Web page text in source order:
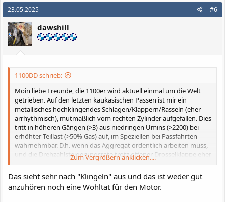
23.05.2025 #6
dawshill
1100DD schrieb:
Moin liebe Freunde, die 1100er wird aktuell einmal um die Welt
getrieben. Auf den letzten kaukasischen Pässen ist mir ein
metallisches hochklingendes Schlagen/Klappern/Rasseln (eher
arrhythmisch), mutmaßlich vom rechten Zylinder aufgefallen. Dies
tritt in höheren Gängen (>3) aus niedringen Umins (>2200) bei
erhöhter Teillast (>50% Gas) auf, im Speziellen bei Passfahrten
wahrnehmbar. D.h. wenn das Aggregat ordentlich arbeiten muss,
und die Drehzahlsteigerungsrate trotz offener Drosselklappe eher
moderat ausfällt. Das Klappern klingt wie Kettenschlagen, was
eher eine akustische Besreibung denn eine Diagnose sein soll.
Die Frage ist, was kann es sein? Den rechten Spanner habe ich
Zum Vergrößern anklicken....
Das sieht sehr nach "Klingeln" aus und das ist weder gut
anzuhören noch eine Wohltat für den Motor.